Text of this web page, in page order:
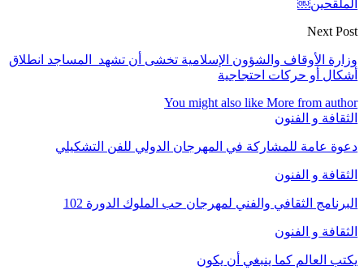
الملقحين￼
Next Post
وزارة الأوقاف والشؤون الإسلامية تخشى أن تشهد المساجد انطلاق
أشكال أو حركات احتجاجية
You might also like More from author
الثقافة و الفنون
دعوة عامة للمشاركة في المهرجان الدولي للفن التشكيلي
الثقافة و الفنون
البرنامج الثقافي والفني لمهرجان حب الملوك الدورة 102
الثقافة و الفنون
يكتب العالم كما ينبغي أن يكون